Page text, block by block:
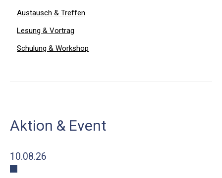
Austausch & Treffen
Lesung & Vortrag
Schulung & Workshop
Aktion & Event
10.08.26